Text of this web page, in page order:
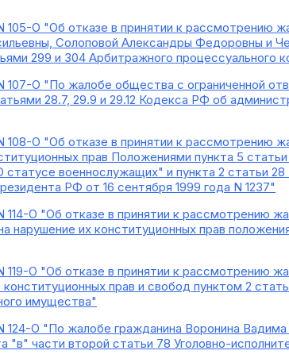
О "Об отказе в принятии к рассмотрению
Солоповой Александры Федоровны и
299 и 304 Арбитражного процессуального
107-О "По жалобе общества с ограниченной
28.7, 29.9 и 29.12 Кодекса РФ об
О "Об отказе в принятии к рассмотрению
прав Положениями пункта 5
статусе военнослужащих" и пункта 2 статьи
РФ от 16 сентября 1999 года N 1237"
О "Об отказе в принятии к рассмотрению
их конституционных прав
О "Об отказе в принятии к рассмотрению
прав и свобод пунктом 2
имущества"
О "По жалобе гражданина Воронина Вадима
"в" части второй статьи 78 Уголовно-